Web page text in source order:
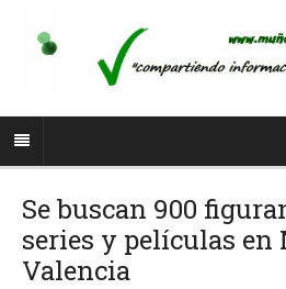
Se buscan 900
series y películas en
Valencia